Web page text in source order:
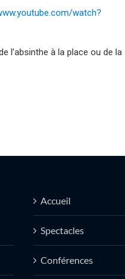
watch?
l’absinthe à la place ou de la
Accueil
Spectacles
Conférences